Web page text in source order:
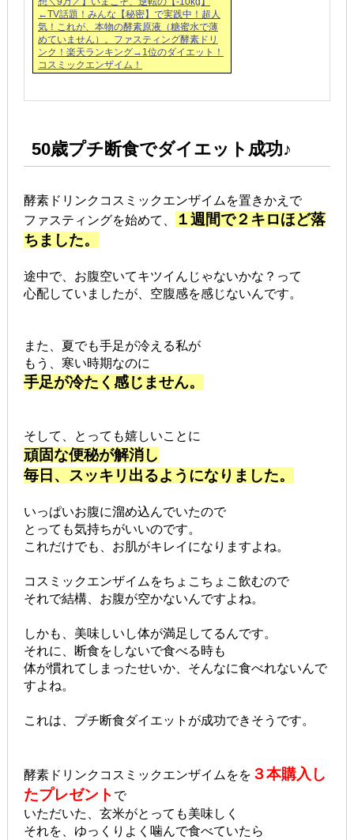
←TV話題！みんな【秘密】で実践中！超人
気！これが、本物の酵素原液（糖蜜水で薄
めていません）。ファスティング酵素ドリ
ンク！楽天ランキング→1位のダイエット！
コスミックエンザイム！
50歳プチ断食でダイエット成功♪
酵素ドリンクコスミックエンザイムを置きかえで
ファスティングを始めて、
１週間で２キロほど落
ちました。
途中で、お腹空いてキツイんじゃないかな？って
心配していましたが、空腹感を感じないんです。
また、夏でも手足が冷える私が
もう、寒い時期なのに
手足が冷たく感じません。
そして、とっても嬉しいことに
頑固な便秘が解消し
毎日、スッキリ出るようになりました。
いっぱいお腹に溜め込んでいたので
とっても気持ちがいいのです。
これだけでも、お肌がキレイになりますよね。
コスミックエンザイムをちょこちょこ飲むので
それで結構、お腹が空かないんですよね。
しかも、美味しいし体が満足してるんです。
それに、断食をしないで食べる時も
体が慣れてしまったせいか、そんなに食べれないんで
すよね。
これは、プチ断食ダイエットが成功できそうです。
酵素ドリンクコスミックエンザイムをを ３本購入し
たプレゼント で
いただいた、玄米がとっても美味しく
それを、ゆっくりよく噛んで食べていたら